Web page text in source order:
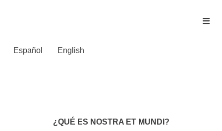
Español English
¿QUÉ ES NOSTRA ET MUNDI?